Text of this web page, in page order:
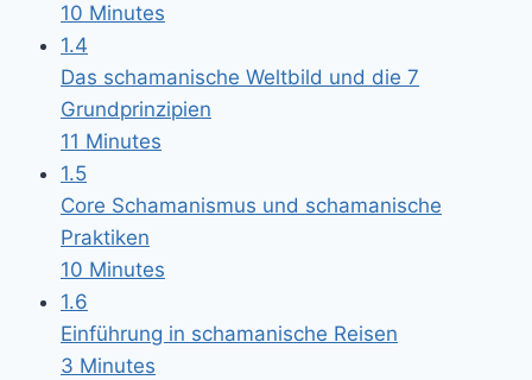
10 Minutes
1.4
Das schamanische Weltbild und die 7
Grundprinzipien
11 Minutes
1.5
Core Schamanismus und schamanische
Praktiken
10 Minutes
1.6
Einführung in schamanische Reisen
3 Minutes